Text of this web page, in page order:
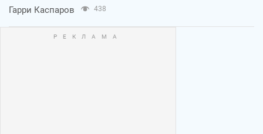
Гарри Каспаров 438